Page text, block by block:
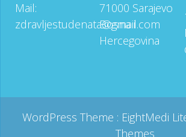
Mail:
zdravljestudenata@gmail.com
71000 Sarajevo
Bosna i
Hercegovina
WordPress Theme : EightMedi
Themes